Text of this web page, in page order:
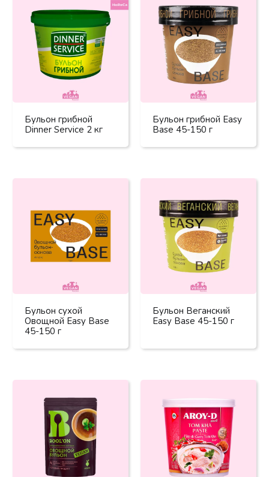
Бульон грибной
Dinner Service 2 кг
Бульон грибной Easy
Base 45-150 г
Бульон сухой
Овощной Easy Base
45-150 г
Бульон Веганский
Easy Base 45-150 г